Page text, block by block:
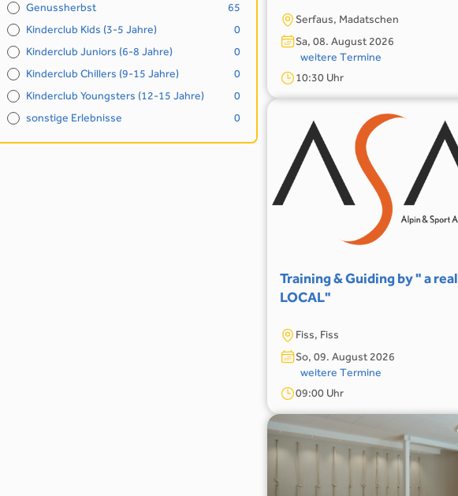
Genussherbst
65
Kinderclub Kids (3-5 Jahre)
0
Kinderclub Juniors (6-8 Jahre)
0
Kinderclub Chillers (9-15 Jahre)
0
Kinderclub Youngsters (12-15 Jahre)
0
sonstige Erlebnisse
0
Serfaus, Madatschen
Sa, 08. August 2026
weitere Termine
10:30 Uhr
Training & Guiding by " a real
LOCAL"
Fiss, Fiss
So, 09. August 2026
weitere Termine
09:00 Uhr